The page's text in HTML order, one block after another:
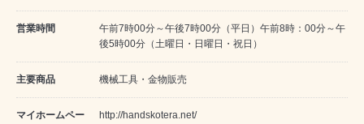
営業時間
午前7時00分～午後7時00分（平日）午前8時：00分～午
後5時00分（土曜日・日曜日・祝日）
主要商品 機械工具・金物販売
マイホームペー
http://handskotera.net/